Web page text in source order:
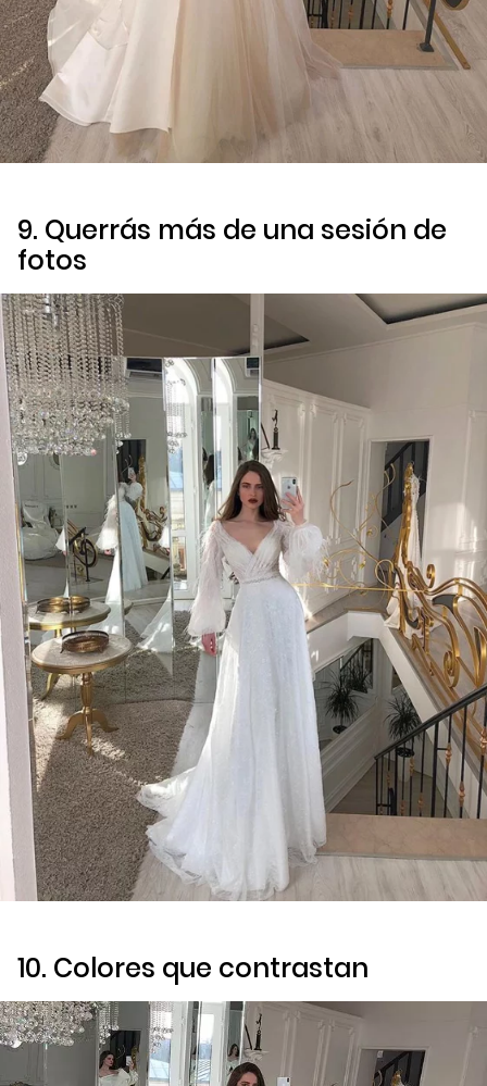
9. Querrás más de una sesión de
fotos
10. Colores que contrastan